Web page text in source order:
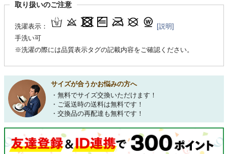
取り扱いのご注意
洗濯表示：
[説明]
手洗い可
※洗濯の際には品質表示タグの記載内容をご確認ください。
サイズが合うかお悩みの方へ
・無料でサイズ交換いただけます！
・ご返送時の送料は無料です！
・交換品の再配達も無料です！